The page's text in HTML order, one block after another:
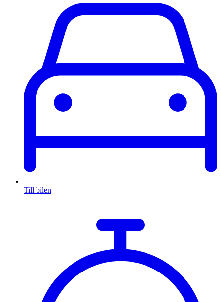
Till bilen